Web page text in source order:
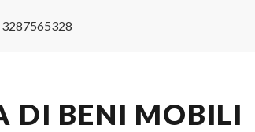
3287565328
DI BENI MOBILI